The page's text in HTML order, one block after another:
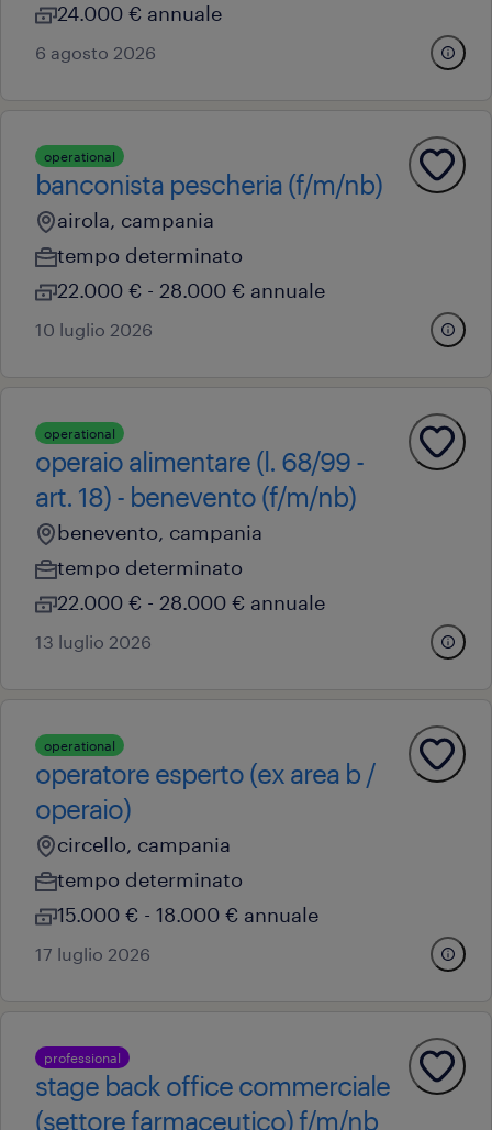
24.000 € annuale
6 agosto 2026
operational
banconista pescheria (f/m/nb)
airola, campania
tempo determinato
22.000 € - 28.000 € annuale
10 luglio 2026
operational
operaio alimentare (l. 68/99 -
art. 18) - benevento (f/m/nb)
benevento, campania
tempo determinato
22.000 € - 28.000 € annuale
13 luglio 2026
operational
operatore esperto (ex area b /
operaio)
circello, campania
tempo determinato
15.000 € - 18.000 € annuale
17 luglio 2026
professional
stage back office commerciale
(settore farmaceutico) f/m/nb